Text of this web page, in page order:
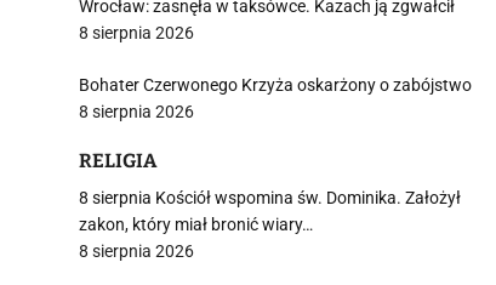
Wrocław: zasnęła w taksówce. Kazach ją zgwałcił
8 sierpnia 2026
Bohater Czerwonego Krzyża oskarżony o zabójstwo
8 sierpnia 2026
RELIGIA
8 sierpnia Kościół wspomina św. Dominika. Założył
zakon, który miał bronić wiary…
8 sierpnia 2026